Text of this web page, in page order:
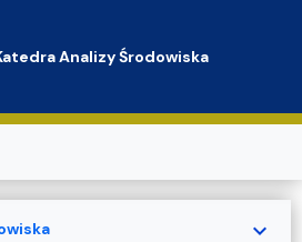
Analizy Środowiska
expand_more